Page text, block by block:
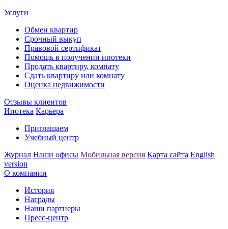
Услуги
Обмен квартир
Срочный выкуп
Правовой сертификат
Помощь в получении ипотеки
Продать квартиру, комнату
Сдать квартиру или комнату
Оценка недвижимости
Отзывы клиентов
Ипотека Карьера
Приглашаем
Учебный центр
Журнал Наши офисы Мобильная версия Карта сайта English
version
О компании
История
Награды
Наши партнеры
Пресс-центр